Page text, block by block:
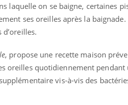
laquelle on se baigne, certaines
ses oreilles après la
, propose une recette maison
oreilles quotidiennement pendant
vis-à-vis des